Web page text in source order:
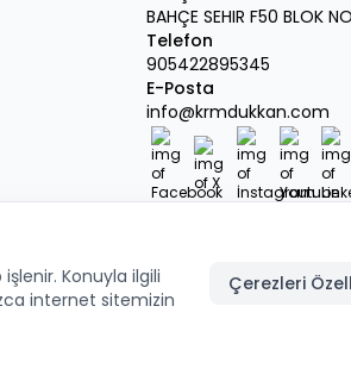
BAHÇE SEHIR F50 BLOK
Telefon
905422895345
E-Posta
info@krmdukkan.com
Facebook
X İnstagram
Konuyla ilgili
internet sitemizin
Çerezleri